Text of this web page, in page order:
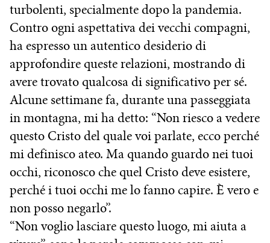
turbolenti, specialmente dopo la pandemia.
Contro ogni aspettativa dei vecchi compagni,
ha espresso un autentico desiderio di
approfondire queste relazioni, mostrando di
avere trovato qualcosa di significativo per sé.
Alcune settimane fa, durante una passeggiata
in montagna, mi ha detto: “Non riesco a vedere
questo Cristo del quale voi parlate, ecco perché
mi definisco ateo. Ma quando guardo nei tuoi
occhi, riconosco che quel Cristo deve esistere,
perché i tuoi occhi me lo fanno capire. È vero e
non posso negarlo”.
“Non voglio lasciare questo luogo, mi aiuta a